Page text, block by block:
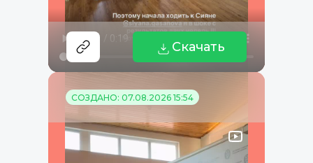
Скачать
СОЗДАНО: 07.08.2026 15:54